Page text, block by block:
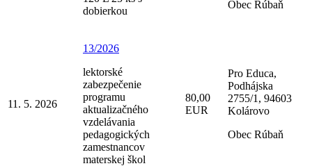
dobierkou
Obec Rúbaň
11. 5. 2026
13/2026
lektorské
zabezpečenie
programu
aktualizačného
vzdelávania
pedagogických
zamestnancov
materskej škol
80,00
EUR
Pro Educa,
Podhájska
2755/1, 94603
Kolárovo
Obec Rúbaň